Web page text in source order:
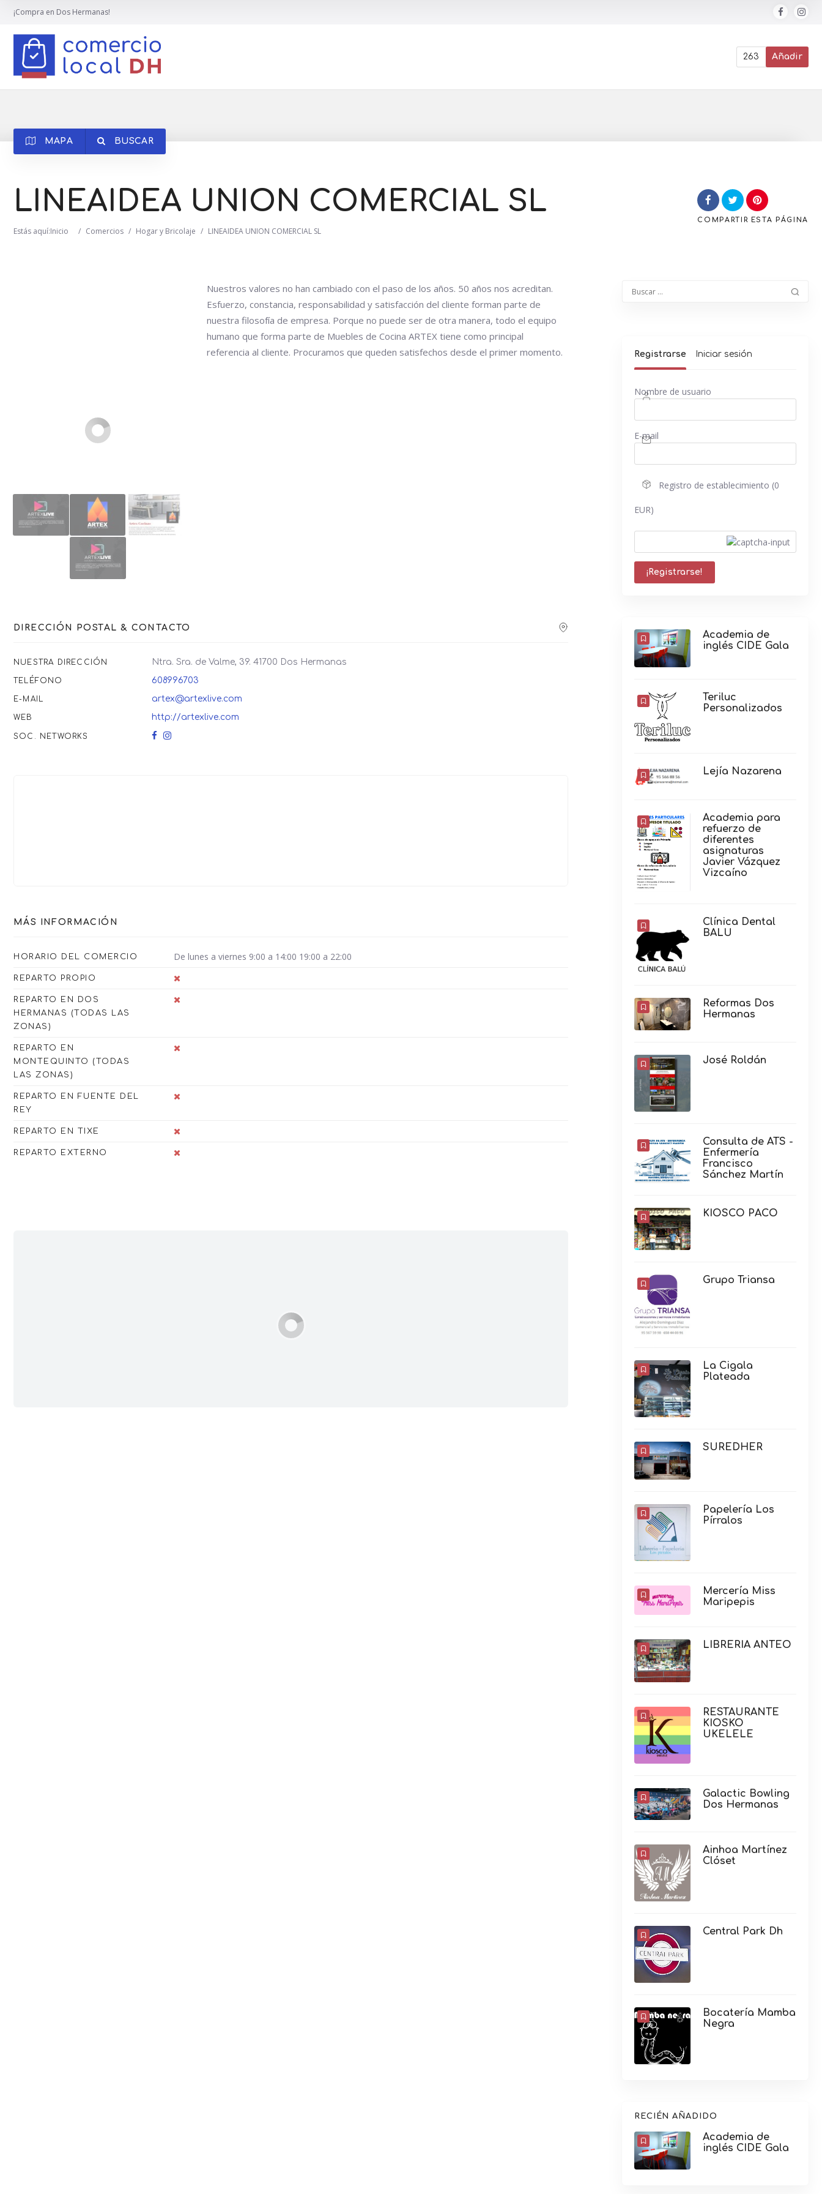
¡Compra en Dos Hermanas!
263 Añadir
MAPA BUSCAR
Buscar
LINEAIDEA UNION COMERCIAL SL
Estás aquí:Inicio / Comercios / Hogar y Bricolaje / LINEAIDEA UNION COMERCIAL SL
COMPARTIR ESTA PÁGINA
Nuestros valores no han cambiado con el paso de los años. 50 años nos acreditan.
Esfuerzo, constancia, responsabilidad y satisfacción del cliente forman parte de
nuestra filosofía de empresa. Porque no puede ser de otra manera, todo el equipo
humano que forma parte de Muebles de Cocina ARTEX tiene como principal
referencia al cliente. Procuramos que queden satisfechos desde el primer momento.
DIRECCIÓN POSTAL & CONTACTO
NUESTRA DIRECCIÓN Ntra. Sra. de Valme, 39. 41700 Dos Hermanas
TELÉFONO 608996703
E-MAIL artex@artexlive.com
WEB http://artexlive.com
SOC. NETWORKS
MÁS INFORMACIÓN
HORARIO DEL COMERCIO De lunes a viernes 9:00 a 14:00 19:00 a 22:00
REPARTO PROPIO
REPARTO EN DOS
HERMANAS (TODAS LAS
ZONAS)
REPARTO EN
MONTEQUINTO (TODAS
LAS ZONAS)
REPARTO EN FUENTE DEL
REY
REPARTO EN TIXE
REPARTO EXTERNO
Registrarse Iniciar sesión
Nombre de usuario
E-mail
Registro de establecimiento (0
EUR)
Academia de
inglés CIDE Gala
Teriluc
Personalizados
Lejía Nazarena
Academia para
refuerzo de
diferentes
asignaturas
Javier Vázquez
Vizcaíno
Clínica Dental
BALU
Reformas Dos
Hermanas
José Roldán
Consulta de ATS -
Enfermería
Francisco
Sánchez Martín
KIOSCO PACO
Grupo Triansa
La Cigala
Plateada
SUREDHER
Papelería Los
Pírralos
Mercería Miss
Maripepis
LIBRERIA ANTEO
RESTAURANTE
KIOSKO
UKELELE
Galactic Bowling
Dos Hermanas
Ainhoa Martínez
Clóset
Central Park Dh
Bocatería Mamba
Negra
RECIÉN AÑADIDO
Academia de
inglés CIDE Gala